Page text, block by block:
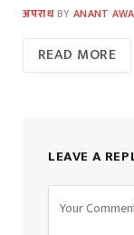
अपराध BY ANANT
READ MORE
LEAVE A